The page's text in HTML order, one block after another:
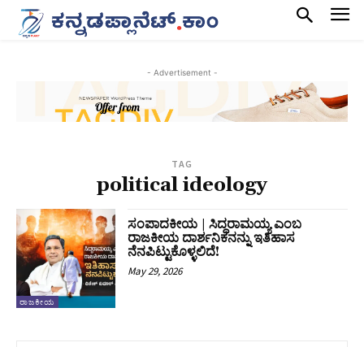
- Advertisement -
TAG
political ideology
ರಾಜಕೀಯ
ಸಂಪಾದಕೀಯ | ಸಿದ್ಧರಾಮಯ್ಯ ಎಂಬ
ರಾಜಕೀಯ ದಾರ್ಶನಿಕನನ್ನು ಇತಿಹಾಸ
ನೆನಪಿಟ್ಟುಕೊಳ್ಳಲಿದೆ!
May 29, 2026